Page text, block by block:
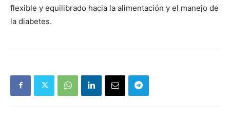
flexible y equilibrado hacia la alimentación y el manejo de
la diabetes.